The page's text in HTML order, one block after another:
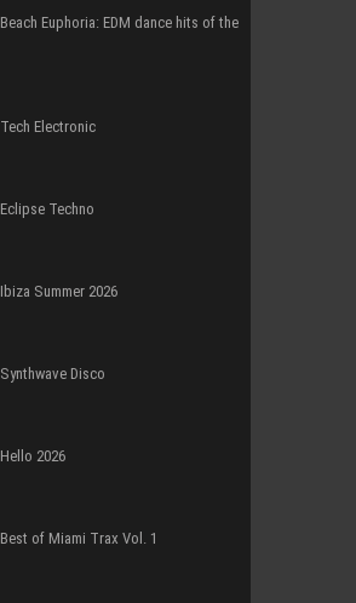
Beach Euphoria: EDM dance hits of the
Tech Electronic
Eclipse Techno
Ibiza Summer 2026
Synthwave Disco
Hello 2026
Best of Miami Trax Vol. 1